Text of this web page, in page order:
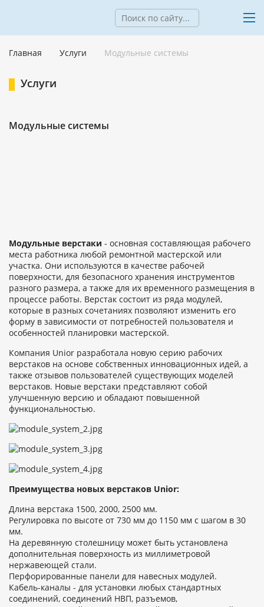
Главная Услуги Модульные системы
Услуги
Модульные системы
Модульные верстаки - основная составляющая рабочего
места работника любой ремонтной мастерской или
участка. Они используются в качестве рабочей
поверхности, для безопасного хранения инструментов
разного размера, а также для их временного размещения в
процессе работы. Верстак состоит из ряда модулей,
которые в разных сочетаниях позволяют изменить его
форму в зависимости от потребностей пользователя и
особенностей планировки мастерской.
Компания Unior разработала новую серию рабочих
верстаков на основе собственных инновационных идей, а
также отзывов пользователей существующих моделей
верстаков. Новые верстаки представляют собой
улучшенную версию и обладают повышенной
функциональностью.
Преимущества новых верстаков Unior:
Длина верстака 1500, 2000, 2500 мм.
Регулировка по высоте от 730 мм до 1150 мм с шагом в 30
мм.
На деревянную столешницу может быть установлена
дополнительная поверхность из миллиметровой
нержавеющей стали.
Перфорированные панели для навесных модулей.
Кабель-каналы - для установки любых стандартных
соединений, соединений НВП, разъемов,